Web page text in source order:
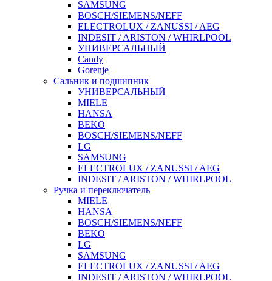
SAMSUNG
BOSCH/SIEMENS/NEFF
ELECTROLUX / ZANUSSI / AEG
INDESIT / ARISTON / WHIRLPOOL
УНИВЕРСАЛЬНЫЙ
Candy
Gorenje
Сальник и подшипник
УНИВЕРСАЛЬНЫЙ
MIELE
HANSA
BEKO
BOSCH/SIEMENS/NEFF
LG
SAMSUNG
ELECTROLUX / ZANUSSI / AEG
INDESIT / ARISTON / WHIRLPOOL
Ручка и переключатель
MIELE
HANSA
BOSCH/SIEMENS/NEFF
BEKO
LG
SAMSUNG
ELECTROLUX / ZANUSSI / AEG
INDESIT / ARISTON / WHIRLPOOL